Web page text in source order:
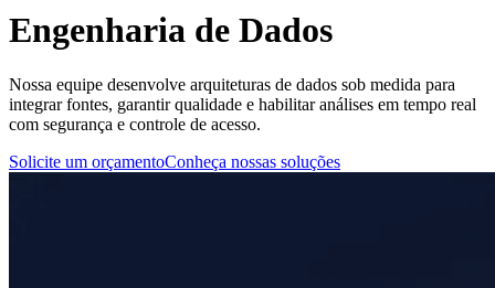
Engenharia de Dados
Nossa equipe desenvolve arquiteturas de dados sob medida para
integrar fontes, garantir qualidade e habilitar análises em tempo real
com segurança e controle de acesso.
Solicite um orçamentoConheça nossas soluções